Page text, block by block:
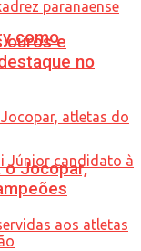
como
ouros e
no
o Jocopar,